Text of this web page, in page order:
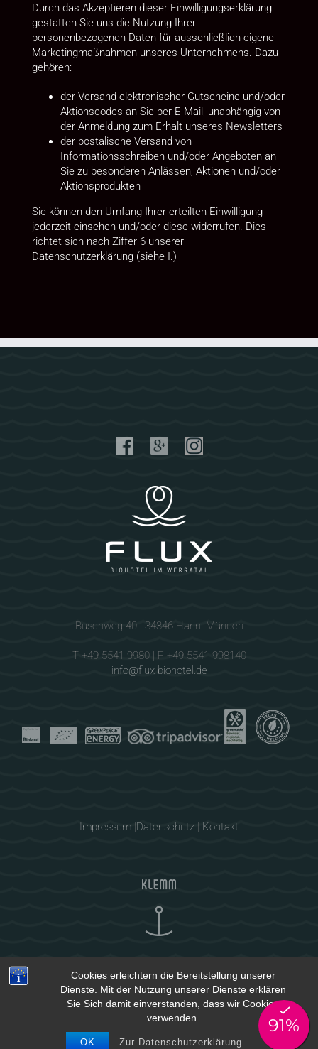
Cookies erleichtern die Bereitstellung unserer
Dienste. Mit der Nutzung unserer Dienste erklären
Sie Sich damit einverstanden, dass wir Cookies
verwenden.
OK Zur Datenschutzerklärung.
Durch das Akzeptieren dieser Einwilligungserklärung
gestatten Sie uns die Nutzung Ihrer
personenbezogenen Daten für ausschließlich eigene
Marketingmaßnahmen unseres Unternehmens. Dazu
gehören:
der Versand elektronischer Gutscheine und/oder
Aktionscodes an Sie per E-Mail, unabhängig von
der Anmeldung zum Erhalt unseres Newsletters
der postalische Versand von
Informationsschreiben und/oder Angeboten an
Sie zu besonderen Anlässen, Aktionen und/oder
Aktionsprodukten
Sie können den Umfang Ihrer erteilten Einwilligung
jederzeit einsehen und/oder diese widerrufen. Dies
richtet sich nach Ziffer 6 unserer
Datenschutzerklärung (siehe I.)
Buschweg 40 | 34346 Hann. Münden
T +49 5541 9980 | F +49 5541 998140
info@flux-biohotel.de
Impressum |Datenschutz | Kontakt